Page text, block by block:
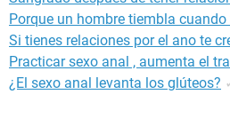
Porque un hombre tiembla
Si tienes relaciones por el ano te
Practicar sexo anal , aumenta el
¿El sexo anal levanta los glúteos?